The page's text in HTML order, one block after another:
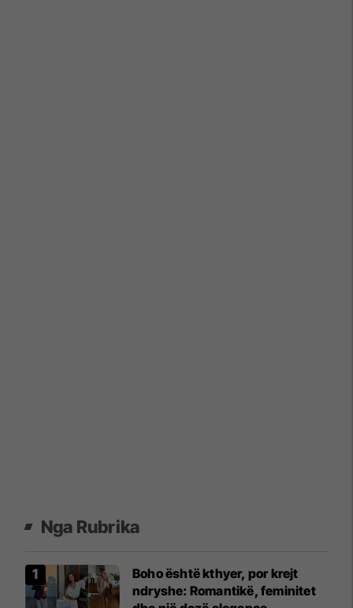
Nga Rubrika
Boho është kthyer, por krejt
ndryshe: Romantikë, feminitet